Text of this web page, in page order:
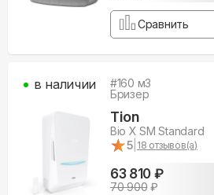
Сравнить
#160 м3
Бризер
Tion
Bio X SM Standard
★
★5 18 отзывов(а)
63 810 ₽
70 900₽
в наличии